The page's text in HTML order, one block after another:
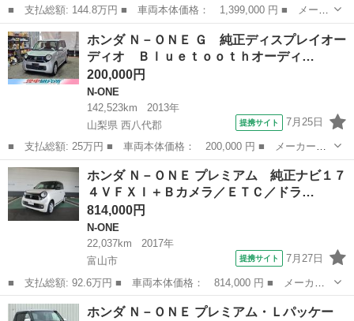
■ 支払総額: 144.8万円 ■ 車両本体価格： 1,399,000 円 ■ メーカ
ー名： ホンダ ■ 車種名： Ｎ－ＯＮＥ ■ グレード名： オリジ
ナル 純正ナビ フルセグＴＶ バックカメラ クルーズコントロー
ル 衝突...
富山 富山市 N-ONE
ホンダ Ｎ－ＯＮＥ Ｇ 純正ディスプレイオー
ディオ Ｂｌｕｅｔｏｏｔｈオーディ…
200,000円
N-ONE
142,523km
2013年
山梨県 西八代郡
提携サイト 7月25日
■ 支払総額: 25万円 ■ 車両本体価格： 200,000 円 ■ メーカー
名： ホンダ ■ 車種名： Ｎ－ＯＮＥ ■ グレード名： Ｇ 純正
ディスプレイオーディオ Ｂｌｕｅｔｏｏｔｈオーディオ バックモ
ニター ＥＴＣ ...
山梨 西八代郡 N-ONE
ホンダ Ｎ－ＯＮＥ プレミアム 純正ナビ１７
４ＶＦＸＩ＋Ｂカメラ／ＥＴＣ／ドラ…
814,000円
N-ONE
22,037km
2017年
富山市
提携サイト 7月27日
■ 支払総額: 92.6万円 ■ 車両本体価格： 814,000 円 ■ メーカー
名： ホンダ ■ 車種名： Ｎ－ＯＮＥ ■ グレード名： プレミア
ム 純正ナビ１７４ＶＦＸＩ＋Ｂカメラ／ＥＴＣ／ドラレコ／ＣＤ／
富山 富山市 N-ONE
ホンダ Ｎ－ＯＮＥ プレミアム・Ｌパッケー